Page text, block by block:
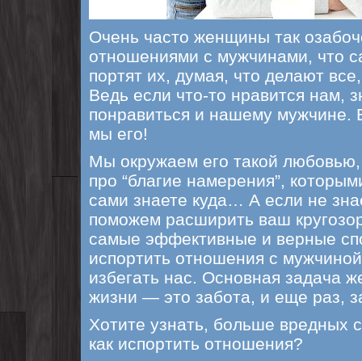
Очень часто женщины так
отношениями с мужчинами, что
портят их, думая, что делают
Ведь если что-то нравится нам,
понравиться и нашему мужчине.
мы его!
Мы окружаем его такой
про “благие намерения”,
сами знаете куда… А если не
поможем расширить ваш
самые эффективные и верные
испортить отношения с
избегать нас. Основная задача
жизни — это забота, и еще раз,
Хотите узнать, больше вредных
как испортить отношения?